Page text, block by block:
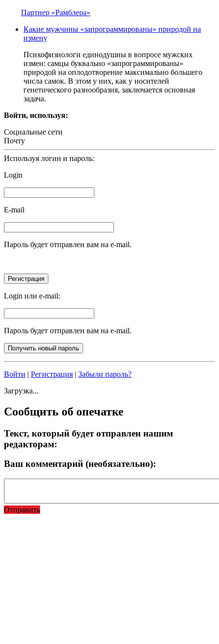
Партнер «Рамблера»
Какие мужчины «запрограммированы» природой на
измену
Психофизиологи единодушны в вопросе мужских
измен: самцы буквально «запрограммированы»
природой на оплодотворение максимально большего
числа самок. В этом у них, как у носителей
генетического разнообразия, заключается основная
задача.
Войти, используя:
Социальные сети
Почту
Используя логин и пароль:
Login
E-mail
Пароль будет отправлен вам на e-mail.
Login или e-mail:
Пароль будет отправлен вам на e-mail.
Войти | Регистрация | Забыли пароль?
Загрузка...
Сообщить об опечатке
Текст, который будет отправлен нашим
редакторам:
Ваш комментарий (необязательно):
Отправить